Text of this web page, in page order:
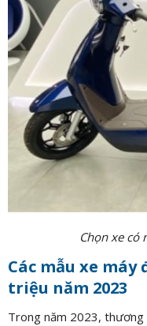
Chọn xe có
Các mẫu xe
triệu năm 2023
Trong năm 2023, thương